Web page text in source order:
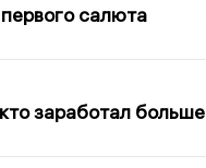
салюта
заработал больше